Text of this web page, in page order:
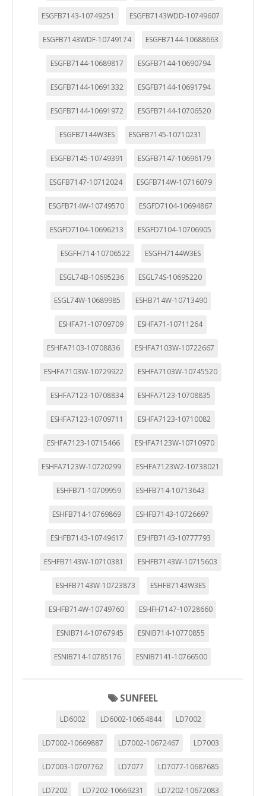
ESGFB7143-10749251 ESGFB7143WDD-10749607
ESGFB7143WDF-10749174 ESGFB7144-10688663
ESGFB7144-10689817 ESGFB7144-10690794
ESGFB7144-10691332 ESGFB7144-10691794
ESGFB7144-10691972 ESGFB7144-10706520
ESGFB7144W3ES ESGFB7145-10710231
ESGFB7145-10749391 ESGFB7147-10696179
ESGFB7147-10712024 ESGFB714W-10716079
ESGFB714W-10749570 ESGFD7104-10694867
ESGFD7104-10696213 ESGFD7104-10706905
ESGFH714-10706522 ESGFH7144W3ES
ESGL74B-10695236 ESGL74S-10695220
ESGL74W-10689985 ESHB714W-10713490
ESHFA71-10709709 ESHFA71-10711264
ESHFA7103-10708836 ESHFA7103W-10722667
ESHFA7103W-10729922 ESHFA7103W-10745520
ESHFA7123-10708834 ESHFA7123-10708835
ESHFA7123-10709711 ESHFA7123-10710082
ESHFA7123-10715466 ESHFA7123W-10710970
ESHFA7123W-10720299 ESHFA7123W2-10738021
ESHFB71-10709959 ESHFB714-10713643
ESHFB714-10769869 ESHFB7143-10726697
ESHFB7143-10749617 ESHFB7143-10777793
ESHFB7143W-10710381 ESHFB7143W-10715603
ESHFB7143W-10723873 ESHFB7143W3ES
ESHFB714W-10749760 ESHFH7147-10728660
ESNIB714-10767945 ESNIB714-10770855
ESNIB714-10785176 ESNIB7141-10766500
SUNFEEL
LD6002 LD6002-10654844 LD7002
LD7002-10669887 LD7002-10672467 LD7003
LD7003-10707762 LD7077 LD7077-10687685
LD7202 LD7202-10669231 LD7202-10672083